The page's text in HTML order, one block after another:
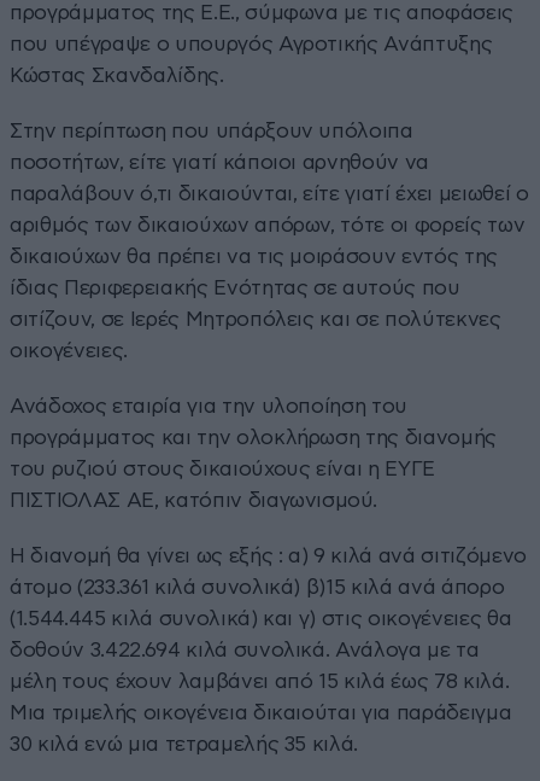
προγράμματος της Ε.Ε., σύμφωνα με τις αποφάσεις
που υπέγραψε ο υπουργός Αγροτικής Ανάπτυξης
Κώστας Σκανδαλίδης.
Στην περίπτωση που υπάρξουν υπόλοιπα
ποσοτήτων, είτε γιατί κάποιοι αρνηθούν να
παραλάβουν ό,τι δικαιούνται, είτε γιατί έχει μειωθεί ο
αριθμός των δικαιούχων απόρων, τότε οι φορείς των
δικαιούχων θα πρέπει να τις μοιράσουν εντός της
ίδιας Περιφερειακής Ενότητας σε αυτούς που
σιτίζουν, σε Ιερές Μητροπόλεις και σε πολύτεκνες
οικογένειες.
Ανάδοχος εταιρία για την υλοποίηση του
προγράμματος και την ολοκλήρωση της διανομής
του ρυζιού στους δικαιούχους είναι η ΕΥΓΕ
ΠΙΣΤΙΟΛΑΣ ΑΕ, κατόπιν διαγωνισμού.
Η διανομή θα γίνει ως εξής : α) 9 κιλά ανά σιτιζόμενο
άτομο (233.361 κιλά συνολικά) β)15 κιλά ανά άπορο
(1.544.445 κιλά συνολικά) και γ) στις οικογένειες θα
δοθούν 3.422.694 κιλά συνολικά. Ανάλογα με τα
μέλη τους έχουν λαμβάνει από 15 κιλά έως 78 κιλά.
Μια τριμελής οικογένεια δικαιούται για παράδειγμα
30 κιλά ενώ μια τετραμελής 35 κιλά.